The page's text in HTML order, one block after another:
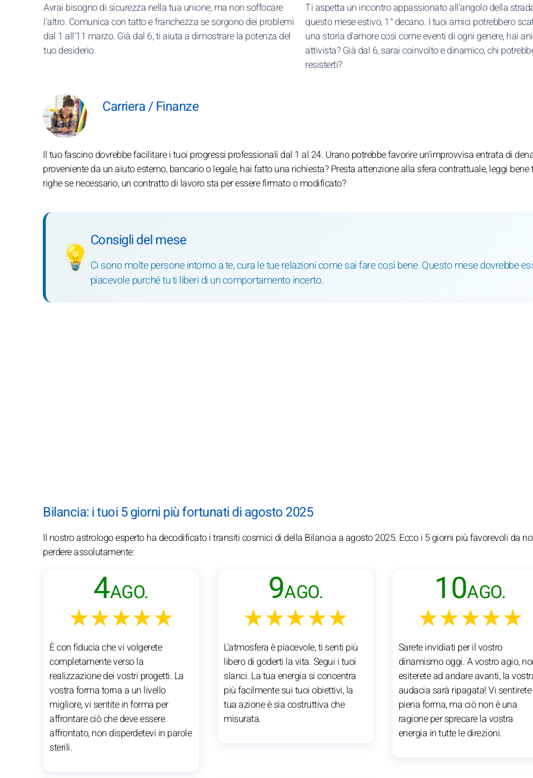
Avrai bisogno di sicurezza nella tua unione, ma non soffocare
l'altro. Comunica con tatto e franchezza se sorgono dei problemi
dal 1 all'11 marzo. Già dal 6, ti aiuta a dimostrare la potenza del
tuo desiderio.
Ti aspetta un incontro appassionato all'angolo della
questo mese estivo, 1° decano. I tuoi amici potrebbero
una storia d'amore così come eventi di ogni genere, hai
attivista? Già dal 6, sarai coinvolto e dinamico, chi
resisterti?
Carriera / Finanze
Il tuo fascino dovrebbe facilitare i tuoi progressi professionali dal 1 al 24. Urano potrebbe favorire un'improvvisa entrata di
proveniente da un aiuto esterno, bancario o legale, hai fatto una richiesta? Presta attenzione alla sfera contrattuale, leggi bene
righe se necessario, un contratto di lavoro sta per essere firmato o modificato?
💡
Consigli del mese
Ci sono molte persone intorno a te, cura le tue relazioni come sai fare così bene. Questo mese dovrebbe
piacevole purché tu ti liberi di un comportamento incerto.
Bilancia: i tuoi 5 giorni più fortunati di agosto 2025
Il nostro astrologo esperto ha decodificato i transiti cosmici di della Bilancia a agosto 2025. Ecco i 5 giorni più favorevoli da
perdere assolutamente:
4AGO.
★★★★★
È con fiducia che vi volgerete
completamente verso la
realizzazione dei vostri progetti. La
vostra forma torna a un livello
migliore, vi sentite in forma per
affrontare ciò che deve essere
affrontato, non disperdetevi in parole
sterili.
9AGO.
★★★★★
L'atmosfera è piacevole, ti senti più
libero di goderti la vita. Segui i tuoi
slanci. La tua energia si concentra
più facilmente sui tuoi obiettivi, la
tua azione è sia costruttiva che
misurata.
10AGO.
★★★★★
Sarete invidiati per il vostro
dinamismo oggi. A vostro agio,
esiterete ad andare avanti, la
audacia sarà ripagata! Vi
piena forma, ma ciò non è una
ragione per sprecare la vostra
energia in tutte le direzioni.